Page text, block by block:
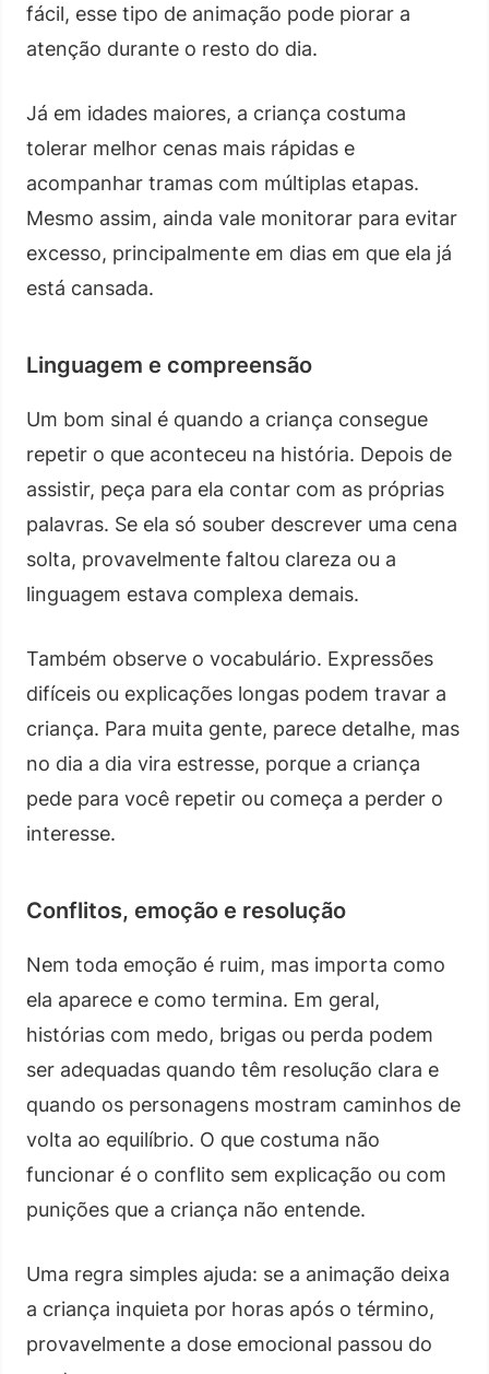
fácil, esse tipo de animação pode piorar a
atenção durante o resto do dia.
Já em idades maiores, a criança costuma
tolerar melhor cenas mais rápidas e
acompanhar tramas com múltiplas etapas.
Mesmo assim, ainda vale monitorar para evitar
excesso, principalmente em dias em que ela já
está cansada.
Linguagem e compreensão
Um bom sinal é quando a criança consegue
repetir o que aconteceu na história. Depois de
assistir, peça para ela contar com as próprias
palavras. Se ela só souber descrever uma cena
solta, provavelmente faltou clareza ou a
linguagem estava complexa demais.
Também observe o vocabulário. Expressões
difíceis ou explicações longas podem travar a
criança. Para muita gente, parece detalhe, mas
no dia a dia vira estresse, porque a criança
pede para você repetir ou começa a perder o
interesse.
Conflitos, emoção e resolução
Nem toda emoção é ruim, mas importa como
ela aparece e como termina. Em geral,
histórias com medo, brigas ou perda podem
ser adequadas quando têm resolução clara e
quando os personagens mostram caminhos de
volta ao equilíbrio. O que costuma não
funcionar é o conflito sem explicação ou com
punições que a criança não entende.
Uma regra simples ajuda: se a animação deixa
a criança inquieta por horas após o término,
provavelmente a dose emocional passou do